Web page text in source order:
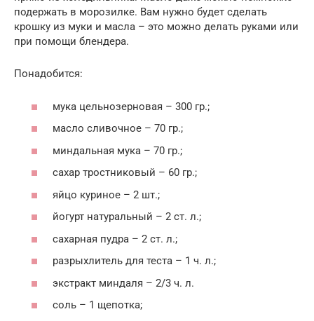
подержать в морозилке. Вам нужно будет сделать
крошку из муки и масла – это можно делать руками или
при помощи блендера.
Понадобится:
мука цельнозерновая – 300 гр.;
масло сливочное – 70 гр.;
миндальная мука – 70 гр.;
сахар тростниковый – 60 гр.;
яйцо куриное – 2 шт.;
йогурт натуральный – 2 ст. л.;
сахарная пудра – 2 ст. л.;
разрыхлитель для теста – 1 ч. л.;
экстракт миндаля – 2/3 ч. л.
соль – 1 щепотка;